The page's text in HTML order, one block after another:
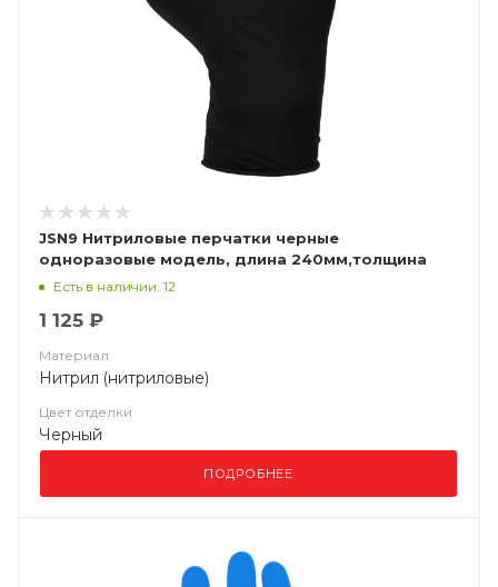
JSN9 Нитриловые перчатки черные
одноразовые модель, длина 240мм,толщина
0,15мм
Есть в наличии: 12
1 125 ₽
Материал
Нитрил (нитриловые)
Цвет отделки
Черный
ПОДРОБНЕЕ